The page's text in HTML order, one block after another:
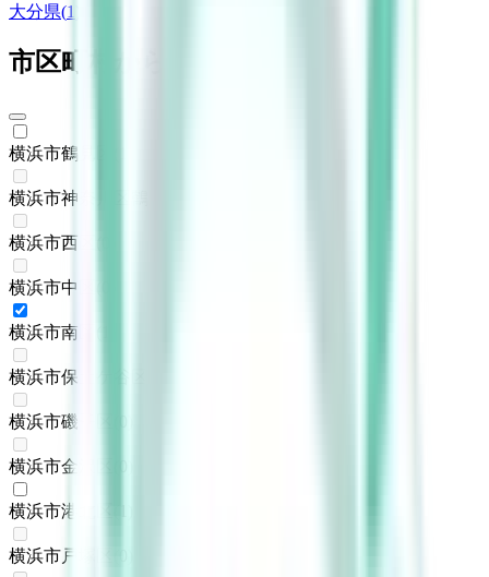
大分県(1
市区町村からさがす
横浜市鶴見区
横浜市神奈川区鶴屋町
横浜市西区
横浜市中区
横浜市南区
横浜市保土ケ谷区
横浜市磯子区
横浜市金沢区
横浜市港北区
横浜市戸塚区